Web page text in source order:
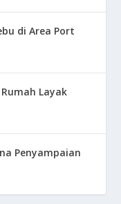
di Area Port
Layak
Penyampaian